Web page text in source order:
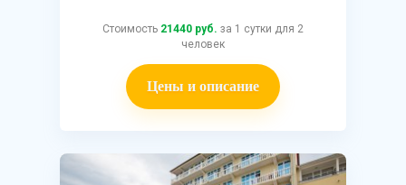
Стоимость 21440 руб. за 1 сутки для 2
человек
Цены и описание